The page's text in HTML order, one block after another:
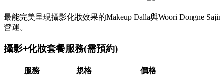
最能完美呈現攝影化妝效果的Makeup Dalla與Woori Dongne
營運。
攝影+化妝套餐服務(需預約)
服務 規格
價格